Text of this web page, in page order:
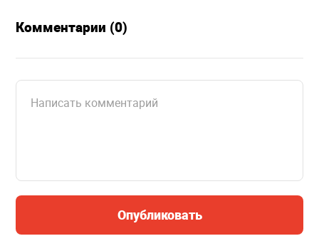
Комментарии (0)
Опубликовать